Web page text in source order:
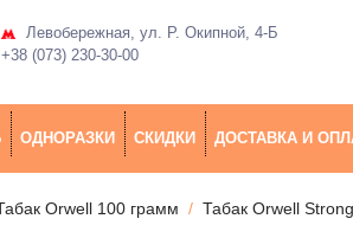
Левобережная, ул. Р. Окипной, 4-Б
+38 (073) 230-30-00
ОДНОРАЗКИ СКИДКИ ДОСТАВКА И
Orwell 100 грамм Табак Orwell